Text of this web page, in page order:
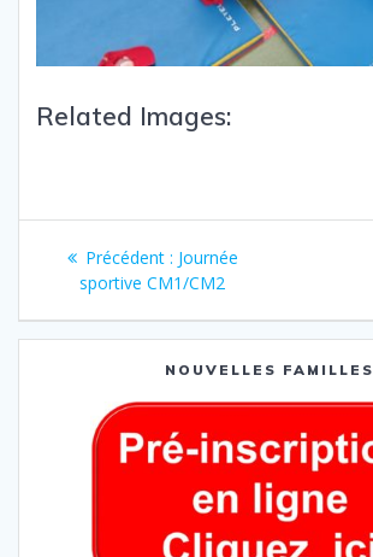
Related Images:
Précédent : Journée
sportive CM1/CM2
NOUVELLES FAMILLES